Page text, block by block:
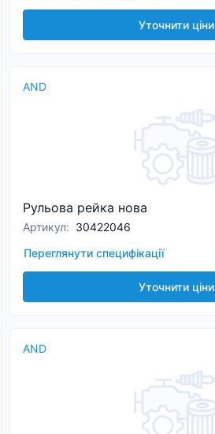
Уточнити ціни
AND
Рульова рейка нова
Артикул: 30422046
Переглянути специфікації
Уточнити ціни
AND